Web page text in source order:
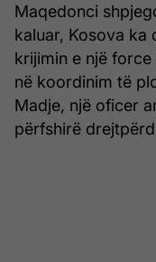
Maqedonci
kaluar, Kosova ka
krijimin e një
në koordinim të
Madje, një oficer
përfshirë